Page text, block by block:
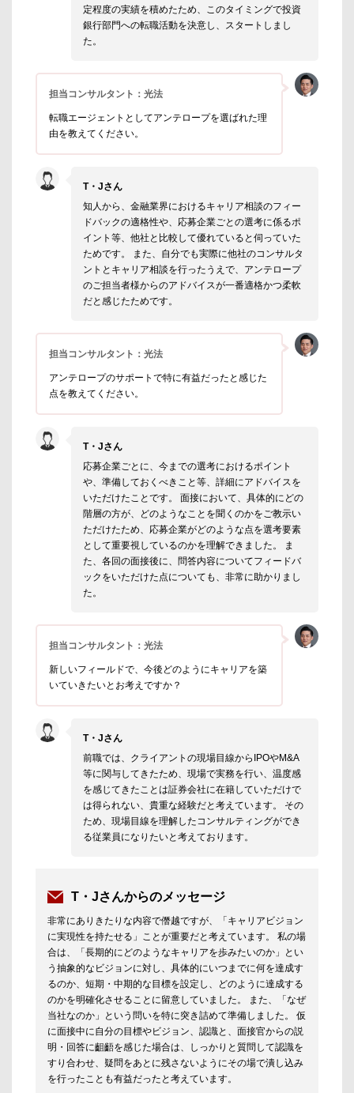
定程度の実績を積めたため、このタイミングで投資
銀行部門への転職活動を決意し、スタートしまし
た。
担当コンサルタント：光法
転職エージェントとしてアンテロープを選ばれた理
由を教えてください。
T・Jさん
知人から、金融業界におけるキャリア相談のフィー
ドバックの適格性や、応募企業ごとの選考に係るポ
イント等、他社と比較して優れていると伺っていた
ためです。 また、自分でも実際に他社のコンサルタ
ントとキャリア相談を行ったうえで、アンテロープ
のご担当者様からのアドバイスが一番適格かつ柔軟
だと感じたためです。
担当コンサルタント：光法
アンテロープのサポートで特に有益だったと感じた
点を教えてください。
T・Jさん
応募企業ごとに、今までの選考におけるポイント
や、準備しておくべきこと等、詳細にアドバイスを
いただけたことです。 面接において、具体的にどの
階層の方が、どのようなことを聞くのかをご教示い
ただけたため、応募企業がどのような点を選考要素
として重要視しているのかを理解できました。 ま
た、各回の面接後に、問答内容についてフィードバ
ックをいただけた点についても、非常に助かりまし
た。
担当コンサルタント：光法
新しいフィールドで、今後どのようにキャリアを築
いていきたいとお考えですか？
T・Jさん
前職では、クライアントの現場目線からIPOやM&A
等に関与してきたため、現場で実務を行い、温度感
を感じてきたことは証券会社に在籍していただけで
は得られない、貴重な経験だと考えています。 その
ため、現場目線を理解したコンサルティングができ
る従業員になりたいと考えております。
T・Jさんからのメッセージ
非常にありきたりな内容で僭越ですが、「キャリアビジョン
に実現性を持たせる」ことが重要だと考えています。 私の場
合は、「長期的にどのようなキャリアを歩みたいのか」とい
う抽象的なビジョンに対し、具体的にいつまでに何を達成す
るのか、短期・中期的な目標を設定し、どのように達成する
のかを明確化させることに留意していました。 また、「なぜ
当社なのか」という問いを特に突き詰めて準備しました。 仮
に面接中に自分の目標やビジョン、認識と、面接官からの説
明・回答に齟齬を感じた場合は、しっかりと質問して認識を
すり合わせ、疑問をあとに残さないようにその場で潰し込み
を行ったことも有益だったと考えています。